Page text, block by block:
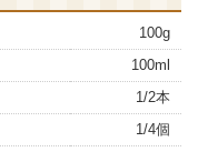
100g
100ml
1/2本
1/4個